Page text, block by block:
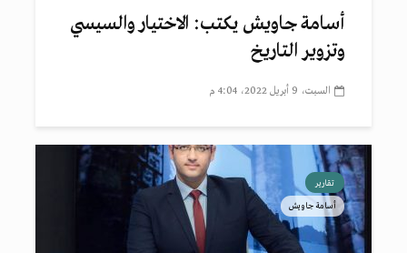
أسامة جاويش يكتب: الاختيار والسيسي
وتزوير التاريخ
السبت، 9 أبريل 2022، 4:04 م
تقارير
أسامة جاويش